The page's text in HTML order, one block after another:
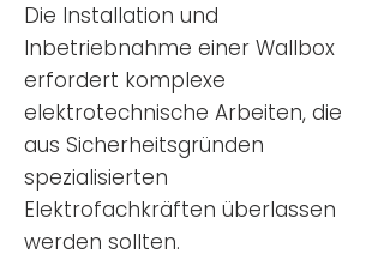
Die Installation und
Inbetriebnahme einer Wallbox
erfordert komplexe
elektrotechnische Arbeiten, die
aus Sicherheitsgründen
spezialisierten
Elektrofachkräften überlassen
werden sollten.